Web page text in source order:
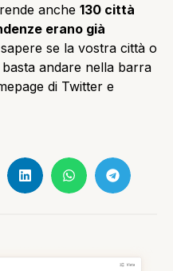
anche 130 città
erano già
se la vostra città o
andare nella barra
di Twitter e